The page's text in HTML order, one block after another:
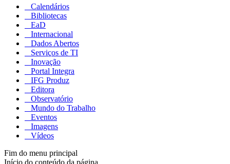
Calendários
Bibliotecas
EaD
Internacional
Dados Abertos
Serviços de TI
Inovação
Portal Integra
IFG Produz
Editora
Observatório
Mundo do Trabalho
Eventos
Imagens
Vídeos
Fim do menu principal
Início do conteúdo da página